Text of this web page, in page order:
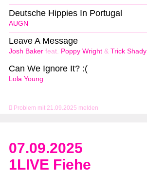
Problem mit 21.09.2025 melden
AUGN
Deutsche Hippies In Portugal
Josh Baker feat. Poppy Wright & Trick Shady
Leave A Message
Lola Young
Can We Ignore It? :(
07.09.2025
1LIVE Fiehe